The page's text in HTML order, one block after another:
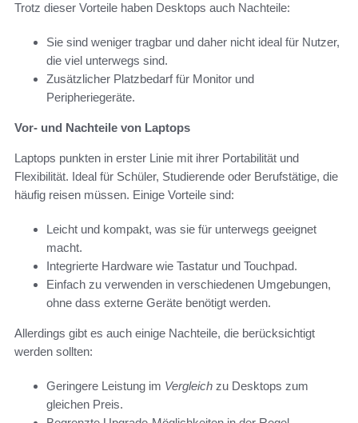
Trotz dieser Vorteile haben Desktops auch Nachteile:
Sie sind weniger tragbar und daher nicht ideal für Nutzer,
die viel unterwegs sind.
Zusätzlicher Platzbedarf für Monitor und
Peripheriegeräte.
Vor- und Nachteile von Laptops
Laptops punkten in erster Linie mit ihrer Portabilität und
Flexibilität. Ideal für Schüler, Studierende oder Berufstätige, die
häufig reisen müssen. Einige Vorteile sind:
Leicht und kompakt, was sie für unterwegs geeignet
macht.
Integrierte Hardware wie Tastatur und Touchpad.
Einfach zu verwenden in verschiedenen Umgebungen,
ohne dass externe Geräte benötigt werden.
Allerdings gibt es auch einige Nachteile, die berücksichtigt
werden sollten:
Geringere Leistung im Vergleich zu Desktops zum
gleichen Preis.